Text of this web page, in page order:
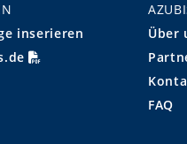
inserieren
Über
FAQ